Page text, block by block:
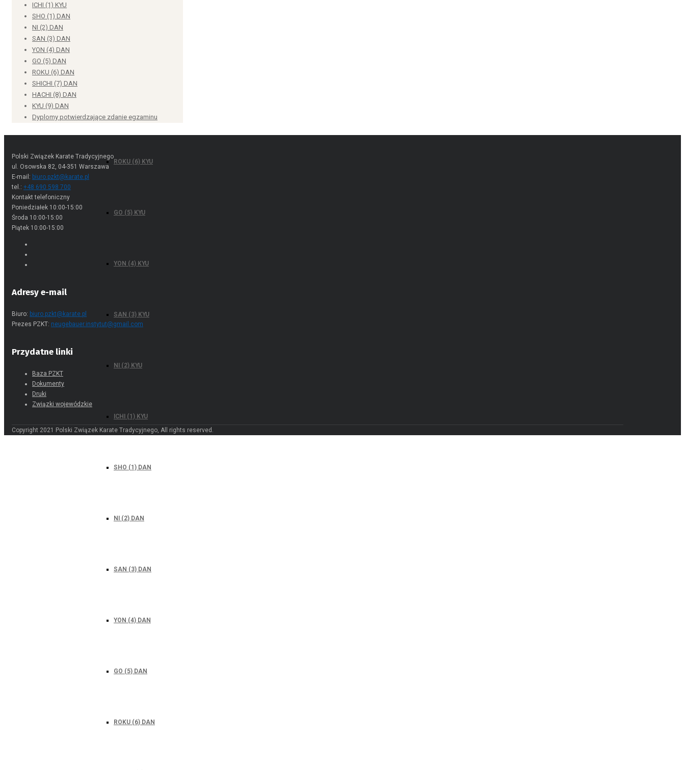
ROKU (6) KYU
GO (5) KYU
YON (4) KYU
SAN (3) KYU
NI (2) KYU
ICHI (1) KYU
SHO (1) DAN
NI (2) DAN
SAN (3) DAN
YON (4) DAN
GO (5) DAN
ROKU (6) DAN
NI (2) KYU
ICHI (1) KYU
SHO (1) DAN
NI (2) DAN
SAN (3) DAN
YON (4) DAN
GO (5) DAN
ROKU (6) DAN
SHICHI (7) DAN
HACHI (8) DAN
KYU (9) DAN
Polski Związek Karate Tradycyjnego
ul. Osowska 82, 04-351 Warszawa
E-mail:biuro.pzkt@karate.pl
tel.:+48 690 598 700
Kontakt telefoniczny
Poniedziałek 10:00-15:00
Środa 10:00-15:00
Biuro:biuro.pzkt@karate.pl
Baza PZKT
Dokumenty
Druki